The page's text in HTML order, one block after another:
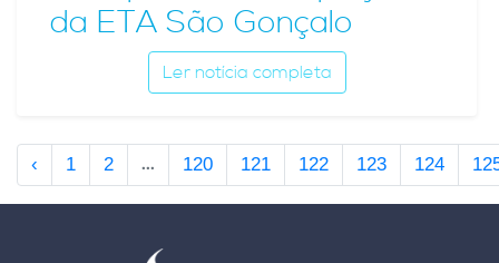
da ETA São Gonçalo
Ler notícia completa
‹ 1 2 ... 120 121 122 123 124